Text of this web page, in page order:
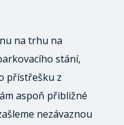
na trhu na
stání,
přístřešku z
aspoň přibližné
nezávaznou